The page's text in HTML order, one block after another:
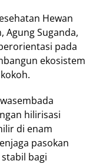
Hewan
Agung Suganda,
pada
ekosistem
hilirisasi
di enam
pasokan
bagi